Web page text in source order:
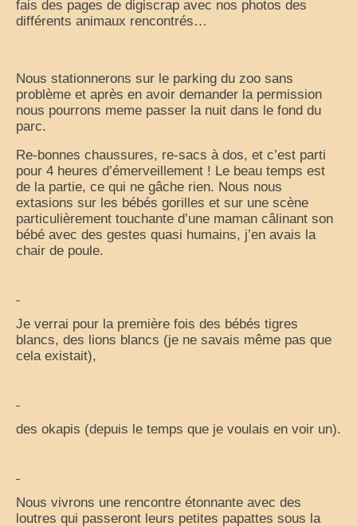
fais des pages de digiscrap avec nos photos des
différents animaux rencontrés…
Nous stationnerons sur le parking du zoo sans
problème et après en avoir demander la permission
nous pourrons meme passer la nuit dans le fond du
parc.
Re-bonnes chaussures, re-sacs à dos, et c’est parti
pour 4 heures d’émerveillement ! Le beau temps est
de la partie, ce qui ne gâche rien. Nous nous
extasions sur les bébés gorilles et sur une scène
particulièrement touchante d’une maman câlinant son
bébé avec des gestes quasi humains, j’en avais la
chair de poule.
Je verrai pour la première fois des bébés tigres
blancs, des lions blancs (je ne savais même pas que
cela existait),
des okapis (depuis le temps que je voulais en voir un).
Nous vivrons une rencontre étonnante avec des
loutres qui passeront leurs petites papattes sous la